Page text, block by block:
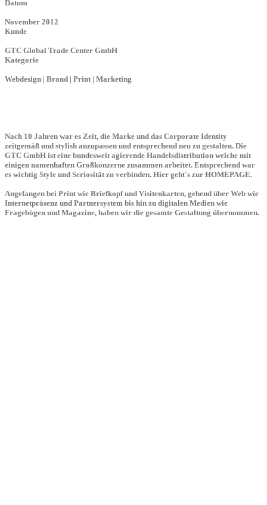
Datum
November 2012
Kunde
GTC Global Trade Center GmbH
Kategorie
Webdesign | Brand | Print | Marketing
Nach 10 Jahren war es Zeit, die Marke und das Corporate Identity
zeitgemäß und stylish anzupassen und entsprechend neu zu gestalten. Die
GTC GmbH ist eine bundesweit agierende Handelsdistribution welche mit
einigen namenhaften Großkonzerne zusammen arbeitet. Entsprechend war
es wichtig Style und Seriosität zu verbinden. Hier geht´s zur HOMEPAGE.
Angefangen bei Print wie Briefkopf und Visitenkarten, gehend über Web wie
Internetpräsenz und Partnersystem bis hin zu digitalen Medien wie
Fragebögen und Magazine, haben wir die gesamte Gestaltung übernommen.